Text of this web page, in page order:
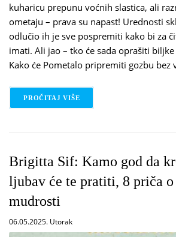
kuharicu prepunu voćnih slastica, ali
ometaju – prava su napast! Urednosti
odlučio ih je sve pospremiti kako bi za
imati. Ali jao – tko će sada oprašiti
Kako će Pometalo pripremiti gozbu bez
PROČITAJ VIŠE
Brigitta Sif: Kamo god da
ljubav će te pratiti, 8 priča
mudrosti
06.05.2025. Utorak